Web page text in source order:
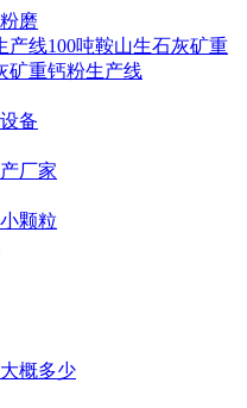
磨
产线100吨鞍山生石灰矿重
矿重钙粉生产线
备
厂家
颗粒
概多少